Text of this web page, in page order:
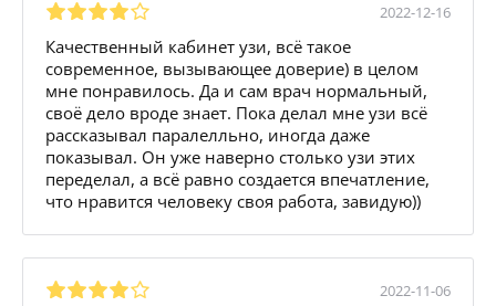
2022-12-16
Качественный кабинет узи, всё такое
современное, вызывающее доверие) в целом
мне понравилось. Да и сам врач нормальный,
своё дело вроде знает. Пока делал мне узи всё
рассказывал паралелльно, иногда даже
показывал. Он уже наверно столько узи этих
переделал, а всё равно создается впечатление,
что нравится человеку своя работа, завидую))
2022-11-06